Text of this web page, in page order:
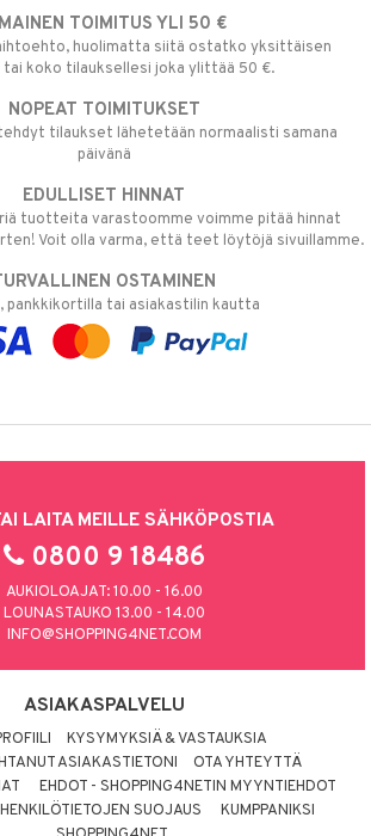
TOIMITUS YLI 50 €
huolimatta siitä ostatko yksittäisen
koko tilauksellesi joka ylittää 50 €.
NOPEAT TOIMITUKSET
tilaukset lähetetään normaalisti samana
päivänä
EDULLISET HINNAT
tuotteita varastoomme voimme pitää hinnat
Voit olla varma, että teet löytöjä sivuillamme.
OSTAMINEN
pankkikortilla tai asiakastilin kautta
LAITA MEILLE SÄHKÖPOSTIA
0800 9 18486
AUKIOLOAJAT: 10.00 - 16.00
LOUNASTAUKO 13.00 - 14.00
INFO@SHOPPING4NET.COM
ASIAKASPALVELU
KYSYMYKSIÄ & VASTAUKSIA
ASIAKASTIETONI
OTA YHTEYTTÄ
EHDOT - SHOPPING4NETIN MYYNTIEHDOT
HENKILÖTIETOJEN SUOJAUS
KUMPPANIKSI